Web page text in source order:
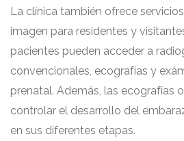
La clínica también ofrece
imagen para residentes y
pacientes pueden acceder a
convencionales, ecografías y
prenatal. Además, las ecografías
controlar el desarrollo del
en sus diferentes etapas.